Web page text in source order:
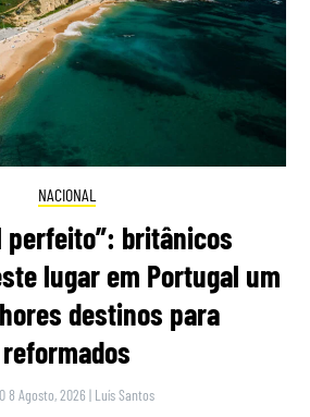
NACIONAL
perfeito”: britânicos
lugar em Portugal um
destinos para
reformados
8 Agosto, 2026 | Luís Santos